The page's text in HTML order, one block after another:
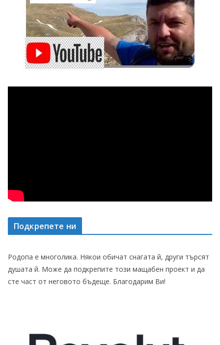
Подкрепете ни
Родопа е многолика. Някои обичат снагата й, други търсят
душата й. Може да подкрепите този мащабен проект и да
сте част от неговото бъдеще. Благодарим Ви!